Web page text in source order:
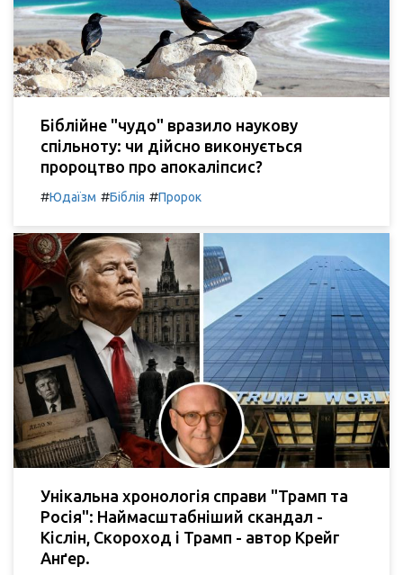
Біблійне "чудо" вразило наукову
спільноту: чи дійсно виконується
пророцтво про апокаліпсис?
#Юдаїзм #Біблія #Пророк
Унікальна хронологія справи "Трамп та
Росія": Наймасштабніший скандал -
Кіслін, Скороход і Трамп - автор Крейг
Анґер.